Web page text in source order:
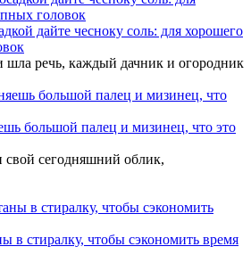
дайте чесноку соль: для хорошего
шла речь, каждый дачник и огородник
большой палец и мизинец, что это
сегодняшний облик,
в стиралку, чтобы сэкономить время